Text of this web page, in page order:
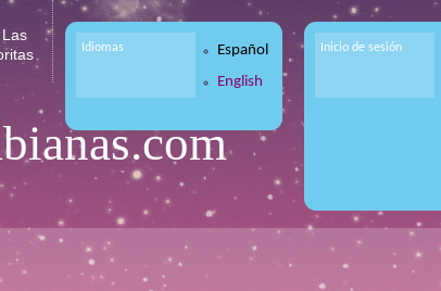
Idiomas
Español
English
Inicio de sesión